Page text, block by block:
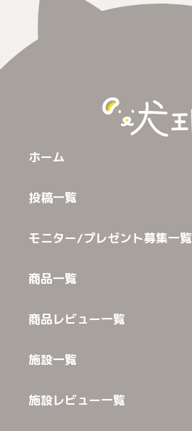
ホーム
投稿一覧
モニター/プレゼント募集一覧
商品一覧
商品レビュー一覧
施設一覧
施設レビュー一覧